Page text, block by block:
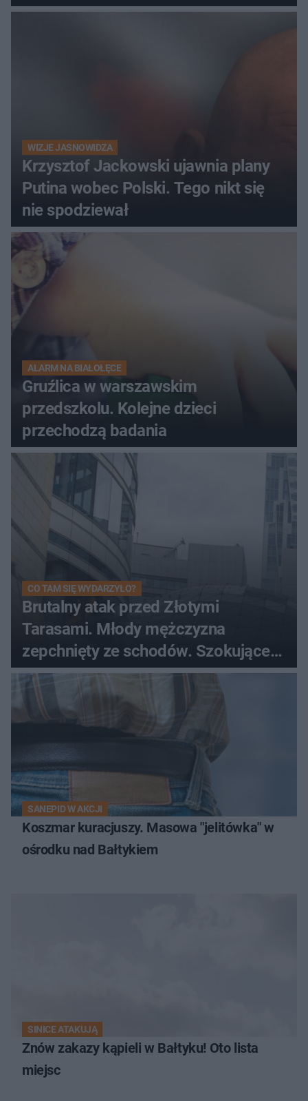
WIZJE JASNOWIDZA
Krzysztof Jackowski ujawnia plany
Putina wobec Polski. Tego nikt się
nie spodziewał
ALARM NA BIAŁOŁĘCE
Gruźlica w warszawskim
przedszkolu. Kolejne dzieci
przechodzą badania
CO TAM SIĘ WYDARZYŁO?
Brutalny atak przed Złotymi
Tarasami. Młody mężczyzna
zepchnięty ze schodów. Szokujące
nagranie krąży po sieci
SANEPID W AKCJI
Koszmar kuracjuszy. Masowa "jelitówka" w
ośrodku nad Bałtykiem
SINICE ATAKUJĄ
Znów zakazy kąpieli w Bałtyku! Oto lista
miejsc